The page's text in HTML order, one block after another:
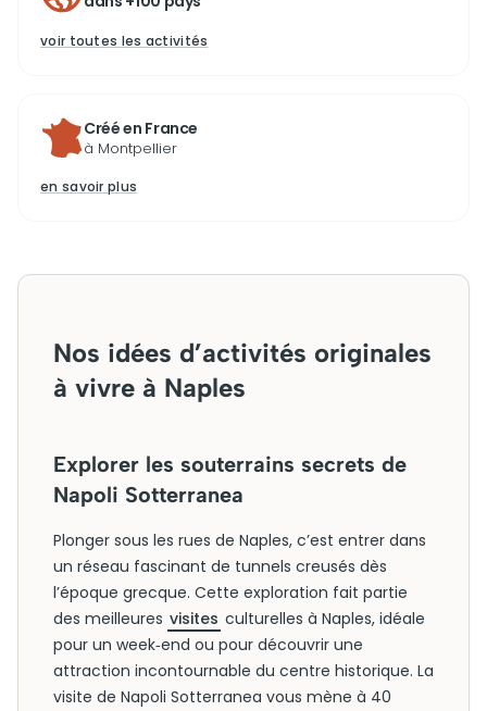
voir toutes les activités
Créé en France
à Montpellier
en savoir plus
Nos idées d’activités originales
à vivre à Naples
Explorer les souterrains secrets de
Napoli Sotterranea
Plonger sous les rues de Naples, c’est entrer dans
un réseau fascinant de tunnels creusés dès
l’époque grecque. Cette exploration fait partie
des meilleures visites culturelles à Naples, idéale
pour un week‑end ou pour découvrir une
attraction incontournable du centre historique. La
visite de Napoli Sotterranea vous mène à 40